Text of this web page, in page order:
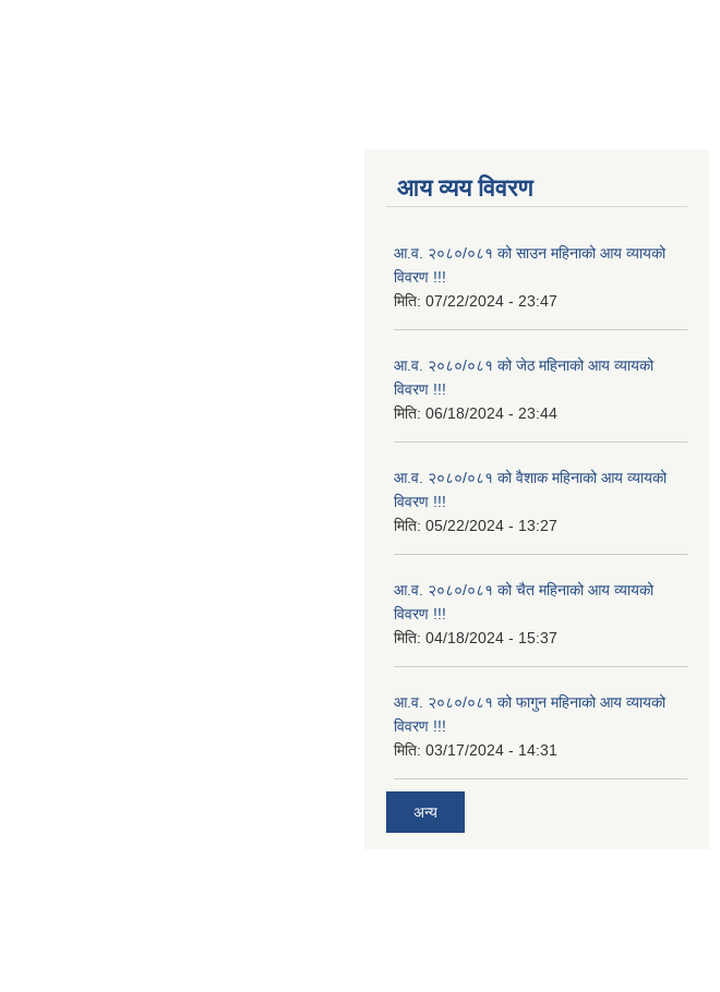
आय व्यय विवरण
आ.व. २०८०/०८१ को साउन महिनाको आय व्यायको
विवरण !!!
मिति: 07/22/2024 - 23:47
आ.व. २०८०/०८१ को जेठ महिनाको आय व्यायको
विवरण !!!
मिति: 06/18/2024 - 23:44
आ.व. २०८०/०८१ को वैशाक महिनाको आय व्यायको
विवरण !!!
मिति: 05/22/2024 - 13:27
आ.व. २०८०/०८१ को चैत महिनाको आय व्यायको
विवरण !!!
मिति: 04/18/2024 - 15:37
आ.व. २०८०/०८१ को फागुन महिनाको आय व्यायको
विवरण !!!
मिति: 03/17/2024 - 14:31
अन्य